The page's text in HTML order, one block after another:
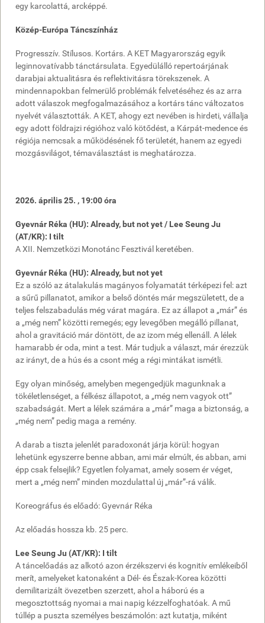
egy karcolattá, arcképpé.
Közép-Európa Táncszínház
Progresszív. Stílusos. Kortárs. A KET Magyarország egyik
leginnovatívabb tánctársulata. Egyedülálló repertoárjának
darabjai aktualitásra és reflektivitásra törekszenek. A
mindennapokban felmerülő problémák felvetéséhez és az arra
adott válaszok megfogalmazásához a kortárs tánc változatos
nyelvét választották. A KET, ahogy ezt nevében is hirdeti, vállalja
egy adott földrajzi régióhoz való kötődést, a Kárpát-medence és
régiója nemcsak a működésének fő területét, hanem az egyedi
mozgásvilágot, témaválasztást is meghatározza.
2026. április 25. , 19:00 óra
Gyevnár Réka (HU): Already, but not yet / Lee Seung Ju
(AT/KR): I tilt
A XII. Nemzetközi Monotánc Fesztivál keretében.
Gyevnár Réka (HU): Already, but not yet
Ez a szóló az átalakulás magányos folyamatát térképezi fel: azt
a sűrű pillanatot, amikor a belső döntés már megszületett, de a
teljes felszabadulás még várat magára. Ez az állapot a „már” és
a „még nem” közötti remegés; egy levegőben megálló pillanat,
ahol a gravitáció már döntött, de az izom még ellenáll. A lélek
hamarabb ér oda, mint a test. Már tudjuk a választ, már érezzük
az irányt, de a hús és a csont még a régi mintákat ismétli.
Egy olyan minőség, amelyben megengedjük magunknak a
tökéletlenséget, a félkész állapotot, a „még nem vagyok ott”
szabadságát. Mert a lélek számára a „már” maga a biztonság, a
„még nem” pedig maga a remény.
A darab a tiszta jelenlét paradoxonát járja körül: hogyan
lehetünk egyszerre benne abban, ami már elmúlt, és abban, ami
épp csak felsejlik? Egyetlen folyamat, amely sosem ér véget,
mert a „még nem” minden mozdulattal új „már”-rá válik.
Koreográfus és előadó: Gyevnár Réka
Az előadás hossza kb. 25 perc.
Lee Seung Ju (AT/KR): I tilt
A táncelőadás az alkotó azon érzékszervi és kognitív emlékeiből
merít, amelyeket katonaként a Dél- és Észak-Korea közötti
demilitarizált övezetben szerzett, ahol a háború és a
megosztottság nyomai a mai napig kézzelfoghatóak. A mű
túllép a puszta személyes beszámolón: azt kutatja, miként